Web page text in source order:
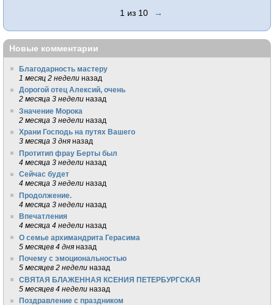
1 из 10 →
Новые комментарии
Благодарность мастеру
1 месяц 2 недели назад
Дорогой отец Алексий, очень
2 месяца 3 недели назад
Значение Морока
2 месяца 3 недели назад
Храни Господь на путях Вашего
3 месяца 3 дня назад
Протитип фрау Берты был
4 месяца 3 недели назад
Сейчас будет
4 месяца 3 недели назад
Продолжение.
4 месяца 3 недели назад
Впечатления
4 месяца 4 недели назад
О семье архимандрита Герасима
5 месяцев 4 дня назад
Почему с эмоциональностью
5 месяцев 2 недели назад
СВЯТАЯ БЛАЖЕННАЯ КСЕНИЯ ПЕТЕРБУРГСКАЯ
5 месяцев 4 недели назад
Поздравление с праздником